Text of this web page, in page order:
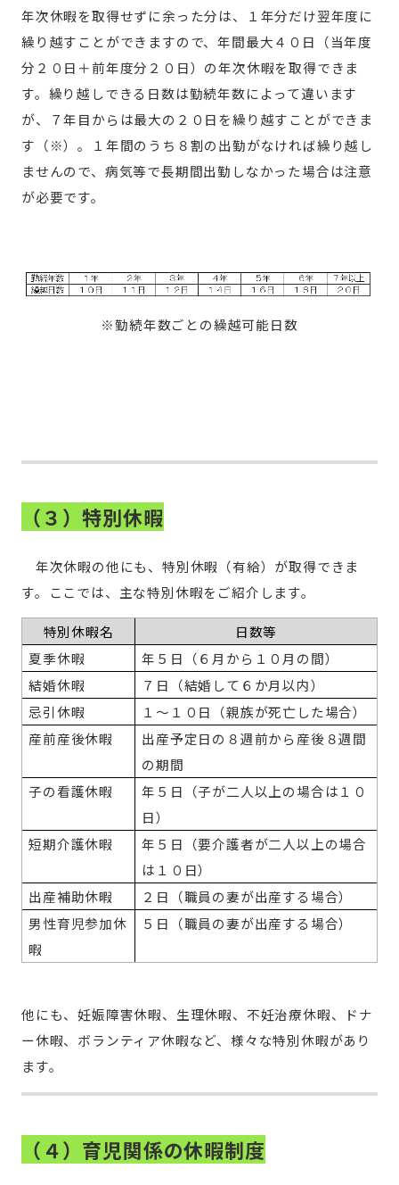
年次休暇を取得せずに余った分は、１年分だけ翌年度に
繰り越すことができますので、年間最大４０日（当年度
分２０日＋前年度分２０日）の年次休暇を取得できま
す。繰り越しできる日数は勤続年数によって違います
が、７年目からは最大の２０日を繰り越すことができま
す（※）。１年間のうち８割の出勤がなければ繰り越し
ませんので、病気等で長期間出勤しなかった場合は注意
が必要です。
※勤続年数ごとの繰越可能日数
（３）特別休暇
年次休暇の他にも、特別休暇（有給）が取得できま
す。ここでは、主な特別休暇をご紹介します。
特別休暇名
日数等
夏季休暇
年５日（６月から１０月の間）
結婚休暇
７日（結婚して６か月以内）
忌引休暇
１～１０日（親族が死亡した場合）
産前産後休暇
出産予定日の８週前から産後８週間
の期間
子の看護休暇
年５日（子が二人以上の場合は１０
日）
短期介護休暇
年５日（要介護者が二人以上の場合
は１０日）
出産補助休暇
２日（職員の妻が出産する場合）
男性育児参加休
暇
５日（職員の妻が出産する場合）
他にも、妊娠障害休暇、生理休暇、不妊治療休暇、ドナ
ー休暇、ボランティア休暇など、様々な特別休暇があり
ます。
（４）育児関係の休暇制度